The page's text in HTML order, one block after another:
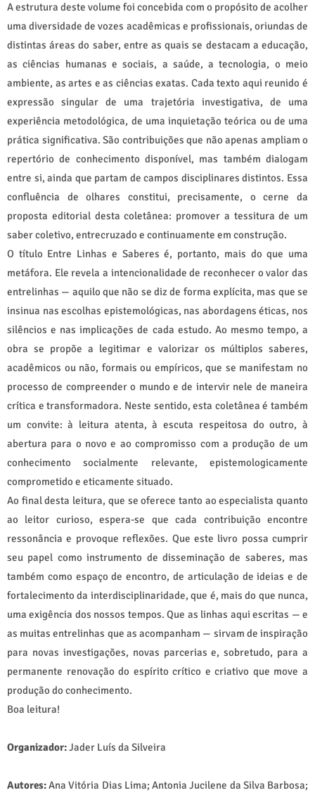
A estrutura deste volume foi concebida com o propósito de acolher
uma diversidade de vozes acadêmicas e profissionais, oriundas de
distintas áreas do saber, entre as quais se destacam a educação,
as ciências humanas e sociais, a saúde, a tecnologia, o meio
ambiente, as artes e as ciências exatas. Cada texto aqui reunido é
expressão singular de uma trajetória investigativa, de uma
experiência metodológica, de uma inquietação teórica ou de uma
prática significativa. São contribuições que não apenas ampliam o
repertório de conhecimento disponível, mas também dialogam
entre si, ainda que partam de campos disciplinares distintos. Essa
confluência de olhares constitui, precisamente, o cerne da
proposta editorial desta coletânea: promover a tessitura de um
saber coletivo, entrecruzado e continuamente em construção.
O título Entre Linhas e Saberes é, portanto, mais do que uma
metáfora. Ele revela a intencionalidade de reconhecer o valor das
entrelinhas — aquilo que não se diz de forma explícita, mas que se
insinua nas escolhas epistemológicas, nas abordagens éticas, nos
silêncios e nas implicações de cada estudo. Ao mesmo tempo, a
obra se propõe a legitimar e valorizar os múltiplos saberes,
acadêmicos ou não, formais ou empíricos, que se manifestam no
processo de compreender o mundo e de intervir nele de maneira
crítica e transformadora. Neste sentido, esta coletânea é também
um convite: à leitura atenta, à escuta respeitosa do outro, à
abertura para o novo e ao compromisso com a produção de um
conhecimento socialmente relevante, epistemologicamente
comprometido e eticamente situado.
Ao final desta leitura, que se oferece tanto ao especialista quanto
ao leitor curioso, espera-se que cada contribuição encontre
ressonância e provoque reflexões. Que este livro possa cumprir
seu papel como instrumento de disseminação de saberes, mas
também como espaço de encontro, de articulação de ideias e de
fortalecimento da interdisciplinaridade, que é, mais do que nunca,
uma exigência dos nossos tempos. Que as linhas aqui escritas — e
as muitas entrelinhas que as acompanham — sirvam de inspiração
para novas investigações, novas parcerias e, sobretudo, para a
permanente renovação do espírito crítico e criativo que move a
produção do conhecimento.
Boa leitura!
Organizador:Jader Luís da Silveira
Autores:Ana Vitória Dias Lima; Antonia Jucilene da Silva Barbosa;